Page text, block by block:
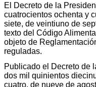
El Decreto de la
cuatrocientos ochenta y
siete, de veintiuno de
texto del Código
objeto de
reguladas.
Publicado el Decreto de
dos mil quinientos
cuatro, de nueve de